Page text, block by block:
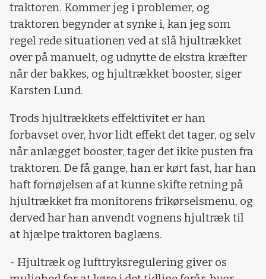
traktoren. Kommer jeg i problemer, og
traktoren begynder at synke i, kan jeg som
regel rede situationen ved at slå hjultrækket
over på manuelt, og udnytte de ekstra kræfter
når der bakkes, og hjultrækket booster, siger
Karsten Lund.
Trods hjultrækkets effektivitet er han
forbavset over, hvor lidt effekt det tager, og selv
når anlægget booster, tager det ikke pusten fra
traktoren. De få gange, han er kørt fast, har han
haft fornøjelsen af at kunne skifte retning på
hjultrækket fra monitorens frikørselsmenu, og
derved har han anvendt vognens hjultræk til
at hjælpe traktoren baglæns.
- Hjultræk og lufttryksregulering giver os